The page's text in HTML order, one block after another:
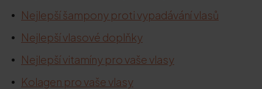
Nejlepší šampony proti vypadávání vlasů
Nejlepší vlasové doplňky
Nejlepší vitamíny pro vaše vlasy
Kolagen pro vaše vlasy